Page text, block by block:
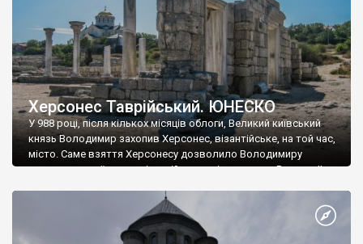
Херсонес Таврійський. ЮНЕСКО
У 988 році, після кількох місяців облоги, Великий київський
князь Володимир захопив Херсонес, візантійське, на той час,
місто. Саме взяття Херсонесу дозволило Володимиру
диктувати свої умови візантійському імператору Василю ІІ, та
Херсонесі Володимир-язичник, став Василем-християнином.
А потім було Хрещення Русі. На честь Херсонесу Таврійського